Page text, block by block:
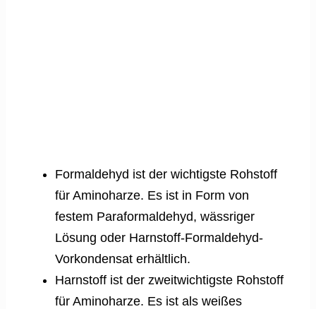
Formaldehyd ist der wichtigste Rohstoff
für Aminoharze. Es ist in Form von
festem Paraformaldehyd, wässriger
Lösung oder Harnstoff-Formaldehyd-
Vorkondensat erhältlich.
Harnstoff ist der zweitwichtigste Rohstoff
für Aminoharze. Es ist als weißes